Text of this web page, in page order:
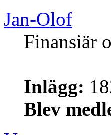
Jan-Olof
Finansiär
Inlägg:
Blev